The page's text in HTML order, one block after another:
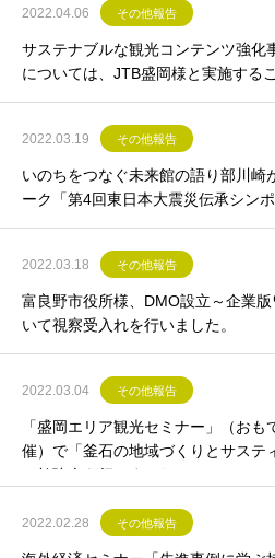
2022.04.06 その他報告
サステナブルな観光コンテンツ強化
については、JTB盛岡様と実施する
2022.03.19 その他報告
いのちをつなぐ未来館の語り部川崎
ーク「第4回東日本大震災伝承シン
2022.03.18 その他報告
富良野市役所様、DMO設立～企業
いて視察受入れを行いました。
2022.03.04 その他報告
「盛岡エリア観光セミナー」（お
催）で「釜石の地域づくりとサステ
に勉強会を行いました。
2022.02.28 その他報告